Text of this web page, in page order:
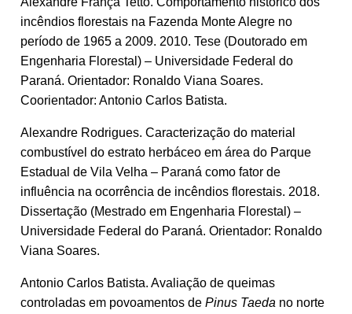
incêndios florestais na Fazenda Monte Alegre no
período de 1965 a 2009. 2010. Tese (Doutorado em
Engenharia Florestal) – Universidade Federal do
Paraná. Orientador: Ronaldo Viana Soares.
Coorientador: Antonio Carlos Batista.
Alexandre Rodrigues. Caracterização do material
combustível do estrato herbáceo em área do Parque
Estadual de Vila Velha – Paraná como fator de
influência na ocorrência de incêndios florestais. 2018.
Dissertação (Mestrado em Engenharia Florestal) –
Universidade Federal do Paraná. Orientador: Ronaldo
Viana Soares.
Antonio Carlos Batista. Avaliação de queimas
controladas em povoamentos de Pinus Taeda no norte